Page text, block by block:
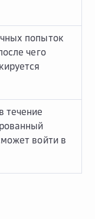
попыток
чего
течение
войти в